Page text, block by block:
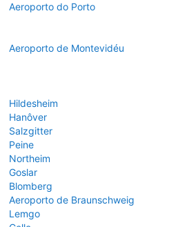
Aeroporto do Porto
Aeroporto de Montevidéu
Hildesheim
Hanôver
Salzgitter
Peine
Northeim
Goslar
Blomberg
Aeroporto de Braunschweig
Lemgo